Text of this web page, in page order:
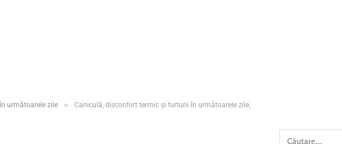
următoarele zile » Caniculă, disconfort termic și furtuni în următoarele zile,